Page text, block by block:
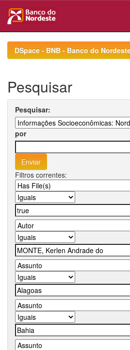
navigationDSpace - BNB - Banco do
Pesquisar
Pesquisar:
por
Filtros correntes: